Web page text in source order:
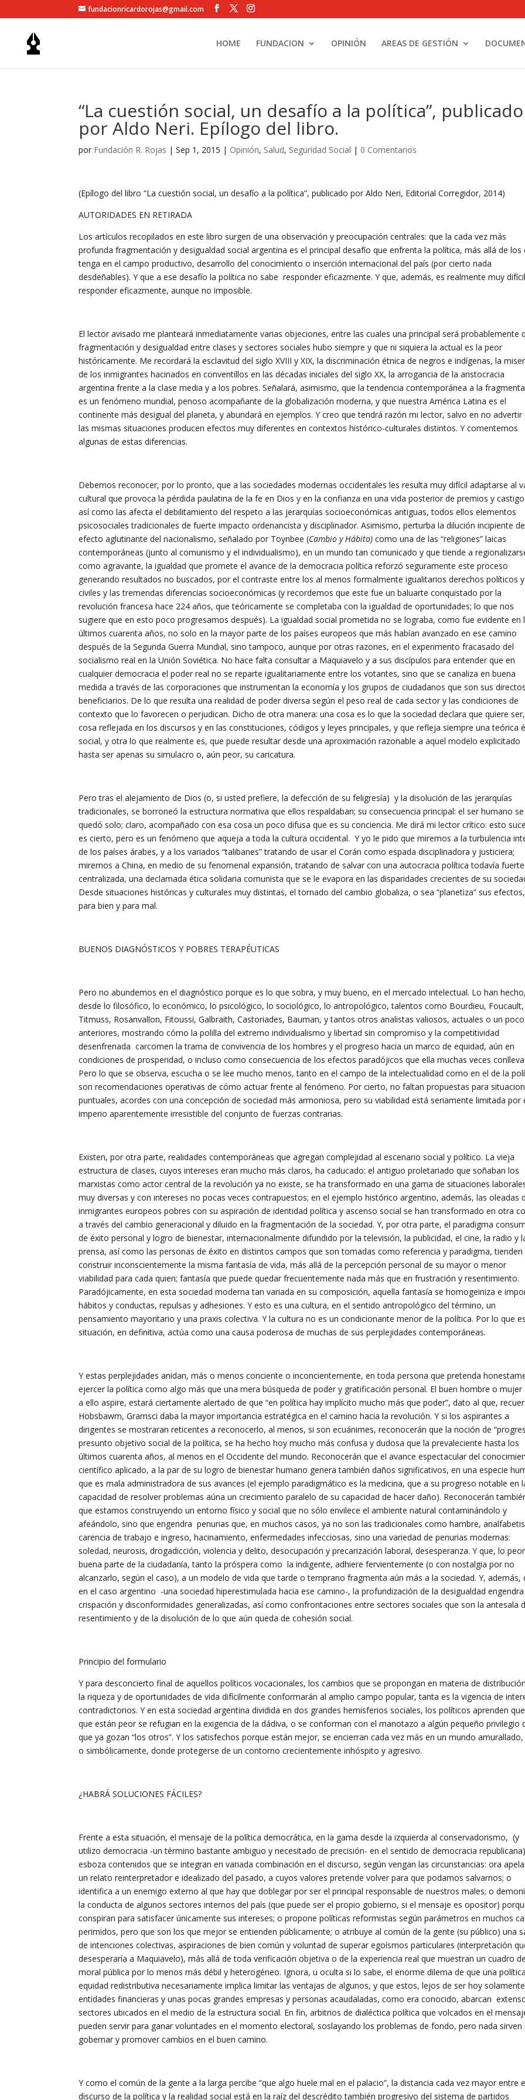
fundacionricardorojas@gmail.com
HOME FUNDACION OPINIÓN AREAS DE GESTIÓN
“La cuestión social, un desafío a la política”, publicado
por Aldo Neri. Epílogo del libro.
por Fundación R. Rojas |Sep 1, 2015 | Opinión, Salud, Seguridad Social | 0 Comentarios
(Epílogo del libro “La cuestión social, un desafío a la política”, publicado por Aldo Neri, Editorial Corregidor, 2014)
AUTORIDADES EN RETIRADA
Los artículos recopilados en este libro surgen de una observación y preocupación centrales: que la cada vez más
profunda fragmentación y desigualdad social argentina es el principal desafío que enfrenta la política, más allá de los
tenga en el campo productivo, desarrollo del conocimiento o inserción internacional del país (por cierto nada
desdeñables). Y que a ese desafío la política no sabe responder eficazmente. Y que, además, es realmente muy difícil
responder eficazmente, aunque no imposible.
El lector avisado me planteará inmediatamente varias objeciones, entre las cuales una principal será probablemente
fragmentación y desigualdad entre clases y sectores sociales hubo siempre y que ni siquiera la actual es la peor
históricamente. Me recordará la esclavitud del siglo XVIII y XIX, la discriminación étnica de negros e indígenas, la
de los inmigrantes hacinados en conventillos en las décadas iniciales del siglo XX, la arrogancia de la aristocracia
argentina frente a la clase media y a los pobres. Señalará, asimismo, que la tendencia contemporánea a la
es un fenómeno mundial, penoso acompañante de la globalización moderna, y que nuestra América Latina es el
continente más desigual del planeta, y abundará en ejemplos. Y creo que tendrá razón mi lector, salvo en no advertir
las mismas situaciones producen efectos muy diferentes en contextos histórico-culturales distintos. Y comentemos
algunas de estas diferencias.
Debemos reconocer, por lo pronto, que a las sociedades modernas occidentales les resulta muy difícil adaptarse al
cultural que provoca la pérdida paulatina de la fe en Dios y en la confianza en una vida posterior de premios y
así como las afecta el debilitamiento del respeto a las jerarquías socioeconómicas antiguas, todos ellos elementos
psicosociales tradicionales de fuerte impacto ordenancista y disciplinador. Asimismo, perturba la dilución incipiente
efecto aglutinante del nacionalismo, señalado por Toynbee (Cambio y Hábito) como una de las “religiones” laicas
contemporáneas (junto al comunismo y el individualismo), en un mundo tan comunicado y que tiende a
como agravante, la igualdad que promete el avance de la democracia política reforzó seguramente este proceso
generando resultados no buscados, por el contraste entre los al menos formalmente igualitarios derechos políticos y
civiles y las tremendas diferencias socioeconómicas (y recordemos que este fue un baluarte conquistado por la
revolución francesa hace 224 años, que teóricamente se completaba con la igualdad de oportunidades; lo que nos
sugiere que en esto poco progresamos después). La igualdad social prometida no se lograba, como fue evidente en
últimos cuarenta años, no solo en la mayor parte de los países europeos que más habían avanzado en ese camino
después de la Segunda Guerra Mundial, sino tampoco, aunque por otras razones, en el experimento fracasado del
socialismo real en la Unión Soviética. No hace falta consultar a Maquiavelo y a sus discípulos para entender que en
cualquier democracia el poder real no se reparte igualitariamente entre los votantes, sino que se canaliza en buena
medida a través de las corporaciones que instrumentan la economía y los grupos de ciudadanos que son sus directos
beneficiarios. De lo que resulta una realidad de poder diversa según el peso real de cada sector y las condiciones de
contexto que lo favorecen o perjudican. Dicho de otra manera: una cosa es lo que la sociedad declara que quiere ser,
cosa reflejada en los discursos y en las constituciones, códigos y leyes principales, y que refleja siempre una teórica
social, y otra lo que realmente es, que puede resultar desde una aproximación razonable a aquel modelo explicitado
hasta ser apenas su simulacro o, aún peor, su caricatura.
Pero tras el alejamiento de Dios (o, si usted prefiere, la defección de su feligresía) y la disolución de las jerarquías
tradicionales, se borroneó la estructura normativa que ellos respaldaban; su consecuencia principal: el ser humano se
quedó solo; claro, acompañado con esa cosa un poco difusa que es su conciencia. Me dirá mi lector crítico: esto
es cierto, pero es un fenómeno que aqueja a toda la cultura occidental. Y yo le pido que miremos a la turbulencia
de los países árabes, y a los variados “talibanes” tratando de usar el Corán como espada disciplinadora y justiciera;
miremos a China, en medio de su fenomenal expansión, tratando de salvar con una autocracia política todavía
centralizada, una declamada ética solidaria comunista que se le evapora en las disparidades crecientes de su
Desde situaciones históricas y culturales muy distintas, el tornado del cambio globaliza, o sea “planetiza” sus efectos,
para bien y para mal.
BUENOS DIAGNÓSTICOS Y POBRES TERAPÉUTICAS
Pero no abundemos en el diagnóstico porque es lo que sobra, y muy bueno, en el mercado intelectual. Lo han hecho,
desde lo filosófico, lo económico, lo psicológico, lo sociológico, lo antropológico, talentos como Bourdieu, Foucault,
Titmuss, Rosanvallon, Fitoussi, Galbraith, Castoriades, Bauman, y tantos otros analistas valiosos, actuales o un poco
anteriores, mostrando cómo la polilla del extremo individualismo y libertad sin compromiso y la competitividad
desenfrenada carcomen la trama de convivencia de los hombres y el progreso hacia un marco de equidad, aún en
condiciones de prosperidad, o incluso como consecuencia de los efectos paradójicos que ella muchas veces conlleva.
Pero lo que se observa, escucha o se lee mucho menos, tanto en el campo de la intelectualidad como en el de la
son recomendaciones operativas de cómo actuar frente al fenómeno. Por cierto, no faltan propuestas para
puntuales, acordes con una concepción de sociedad más armoniosa, pero su viabilidad está seriamente limitada por
imperio aparentemente irresistible del conjunto de fuerzas contrarias.
Existen, por otra parte, realidades contemporáneas que agregan complejidad al escenario social y político. La vieja
estructura de clases, cuyos intereses eran mucho más claros, ha caducado: el antiguo proletariado que soñaban los
marxistas como actor central de la revolución ya no existe, se ha transformado en una gama de situaciones
muy diversas y con intereses no pocas veces contrapuestos; en el ejemplo histórico argentino, además, las oleadas
inmigrantes europeos pobres con su aspiración de identidad política y ascenso social se han transformado en otra
a través del cambio generacional y diluido en la fragmentación de la sociedad. Y, por otra parte, el paradigma
de éxito personal y logro de bienestar, internacionalmente difundido por la televisión, la publicidad, el cine, la radio y
prensa, así como las personas de éxito en distintos campos que son tomadas como referencia y paradigma, tienden
construir inconscientemente la misma fantasía de vida, más allá de la percepción personal de su mayor o menor
viabilidad para cada quien; fantasía que puede quedar frecuentemente nada más que en frustración y resentimiento.
Paradójicamente, en esta sociedad moderna tan variada en su composición, aquella fantasía se homogeiniza e
hábitos y conductas, repulsas y adhesiones. Y esto es una cultura, en el sentido antropológico del término, un
pensamiento mayoritario y una praxis colectiva. Y la cultura no es un condicionante menor de la política. Por lo que
situación, en definitiva, actúa como una causa poderosa de muchas de sus perplejidades contemporáneas.
Y estas perplejidades anidan, más o menos conciente o inconcientemente, en toda persona que pretenda
ejercer la política como algo más que una mera búsqueda de poder y gratificación personal. El buen hombre o mujer
a ello aspire, estará ciertamente alertado de que “en política hay implícito mucho más que poder”, dato al que,
Hobsbawm, Gramsci daba la mayor importancia estratégica en el camino hacia la revolución. Y si los aspirantes a
dirigentes se mostraran reticentes a reconocerlo, al menos, si son ecuánimes, reconocerán que la noción de
presunto objetivo social de la política, se ha hecho hoy mucho más confusa y dudosa que la prevaleciente hasta los
últimos cuarenta años, al menos en el Occidente del mundo. Reconocerán que el avance espectacular del
científico aplicado, a la par de su logro de bienestar humano genera también daños significativos, en una especie
que es mala administradora de sus avances (el ejemplo paradigmático es la medicina, que a su progreso notable en
capacidad de resolver problemas aúna un crecimiento paralelo de su capacidad de hacer daño). Reconocerán
que estamos construyendo un entorno físico y social que no sólo envilece el ambiente natural contaminándolo y
afeándolo, sino que engendra penurias que, en muchos casos, ya no son las tradicionales como hambre,
carencia de trabajo e ingreso, hacinamiento, enfermedades infecciosas, sino una variedad de penurias modernas:
soledad, neurosis, drogadicción, violencia y delito, desocupación y precarización laboral, desesperanza. Y que, lo
buena parte de la ciudadanía, tanto la próspera como la indigente, adhiere fervientemente (o con nostalgia por no
alcanzarlo, según el caso), a un modelo de vida que tarde o temprano fragmenta aún más a la sociedad. Y, además,
en el caso argentino -una sociedad hiperestimulada hacia ese camino-, la profundización de la desigualdad engendra
crispación y disconformidades generalizadas, así como confrontaciones entre sectores sociales que son la antesala
resentimiento y de la disolución de lo que aún queda de cohesión social.
Principio del formulario
Y para desconcierto final de aquellos políticos vocacionales, los cambios que se propongan en materia de
la riqueza y de oportunidades de vida difícilmente conformarán al amplio campo popular, tanta es la vigencia de
contradictorios. Y en esta sociedad argentina dividida en dos grandes hemisferios sociales, los políticos aprenden
que están peor se refugian en la exigencia de la dádiva, o se conforman con el manotazo a algún pequeño privilegio
que ya gozan “los otros”. Y los satisfechos porque están mejor, se encierran cada vez más en un mundo amurallado,
o simbólicamente, donde protegerse de un contorno crecientemente inhóspito y agresivo.
¿HABRÁ SOLUCIONES FÁCILES?
Frente a esta situación, el mensaje de la política democrática, en la gama desde la izquierda al conservadorismo, (y
utilizo democracia -un término bastante ambiguo y necesitado de precisión- en el sentido de democracia
esboza contenidos que se integran en variada combinación en el discurso, según vengan las circunstancias: ora
un relato reinterpretador e idealizado del pasado, a cuyos valores pretende volver para que podamos salvarnos; o
identifica a un enemigo externo al que hay que doblegar por ser el principal responsable de nuestros males; o
la conducta de algunos sectores internos del país (que puede ser el propio gobierno, si el mensaje es opositor)
conspiran para satisfacer únicamente sus intereses; o propone políticas reformistas según parámetros en muchos
perimidos, pero que son los que mejor se entienden públicamente; o atribuye al común de la gente (su público) una
de intenciones colectivas, aspiraciones de bien común y voluntad de superar egoísmos particulares (interpretación
desesperaría a Maquiavelo), más allá de toda verificación objetiva o de la experiencia real que muestran un cuadro de
moral pública por lo menos más débil y heterogéneo. Ignora, u oculta si lo sabe, el enorme dilema de que una
equidad redistributiva necesariamente implica limitar las ventajas de algunos, y que estos, lejos de ser hoy
entidades financieras y unas pocas grandes empresas y personas acaudaladas, como era conocido, abarcan
sectores ubicados en el medio de la estructura social. En fin, arbitrios de dialéctica política que volcados en el
pueden servir para ganar voluntades en el momento electoral, soslayando los problemas de fondo, pero nada sirven
gobernar y promover cambios en el buen camino.
Y como el común de la gente a la larga percibe “que algo huele mal en el palacio”, la distancia cada vez mayor entre
discurso de la política y la realidad social está en la raíz del descrédito también progresivo del sistema de partidos